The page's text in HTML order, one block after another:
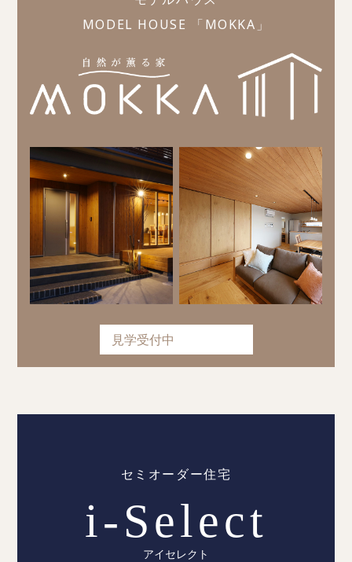
MODEL HOUSE 「MOKKA」
見学受付中
セミオーダー住宅
i-Select
アイセレクト